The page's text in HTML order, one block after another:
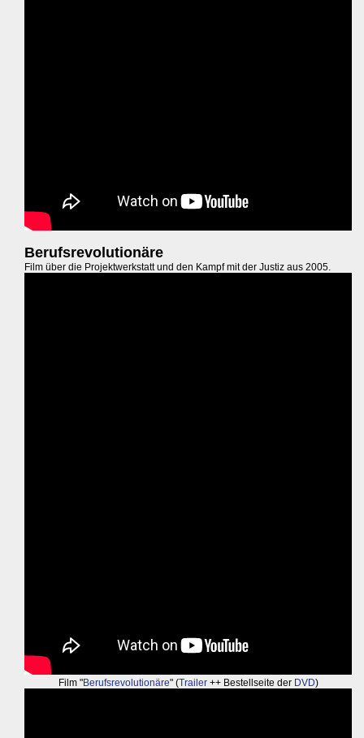
Berufsrevolutionäre
Film über die Projektwerkstatt und den Kampf mit der Justiz aus 2005.
Film "Berufsrevolutionäre" (Trailer++ Bestellseite der DVD)